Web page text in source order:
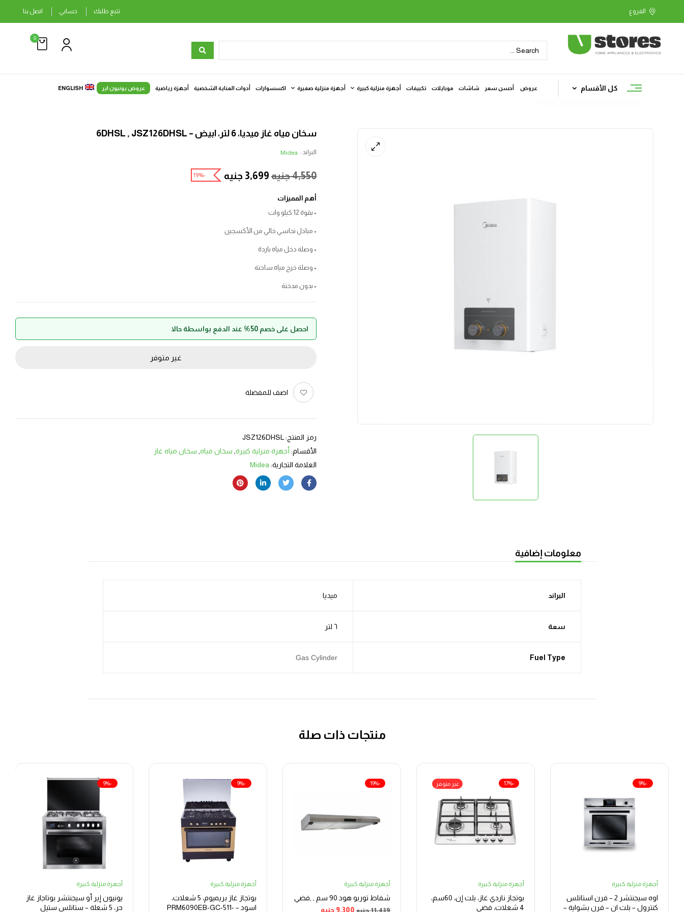
تتبع طلبك حسابي اتصل بنا
0
كل الأقسام عروض أحسن سعر شاشات موبايلات تكييفات أجهزة منزلية كبيرة أجهزة منزلية صغيرة اكسسوارات أدوات العناية الشخصية أجهزة رياضية عروض يونيون اير ENGLISH
سخان مياه غاز ميديا، 6 لتر، ابيض – 6DHSL , JSZ126DHSL
البراند : Midea
4,550جنيه 3,699 جنيه -19%
أهم المميزات
• بقوة 12 كيلو وات
• مبادل نحاسي خالي من الأكسجين
• وصلة دخل مياه باردة
• وصلة خرج مياه ساخنة
• بدون مدخنة
احصل على خصم 50% عند الدفع بواسطة حالا
غير متوفر
اضف للمفضلة
رمز المنتج: JSZ126DHSL
الأقسام:أجهزة منزلية كبيرة سخان مياه سخان مياه غاز
العلامة التجارية: Midea
معلومات إضافية
البراند ميديا
سعة ٦ لتر
Fuel Type
Gas Cylinder
منتجات ذات صلة
-9%
أجهزة منزلية كبيرة
اوه سيجنتشر 2 – فرن استانلس
كنترول – بلت ان – فرن بشواية –
-17% غير متوفر
أجهزة منزلية كبيرة
بوتجاز ناردي غاز، بلت إن، 60سم،
4 شعلات، فضي
-19%
أجهزة منزلية كبيرة
شفاط توربو هود 90 سم , ,فضي
11,439جنيه 9,300 جنيه
-9%
أجهزة منزلية كبيرة
بوتجاز غاز بريميوم، 5 شعلات،
اسود – PRM6090EB-GC-511-
-9%
أجهزة منزلية كبيرة
يونيون إير أو سيجنتشر بوتاجاز غاز
حر، 5 شعلة – ستانلس ستيل